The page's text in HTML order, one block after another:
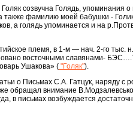
созвучна Голядь, упоминания
фамилию моей бабушки -
а голядь упоминается и на
племя, в 1-м — нач. 2-го тыс.
восточными славянами-
Ушакова» ( "Голяк").
о Письмах С.А. Гатцук, наряду
обращал внимание
в письмах возбуждается